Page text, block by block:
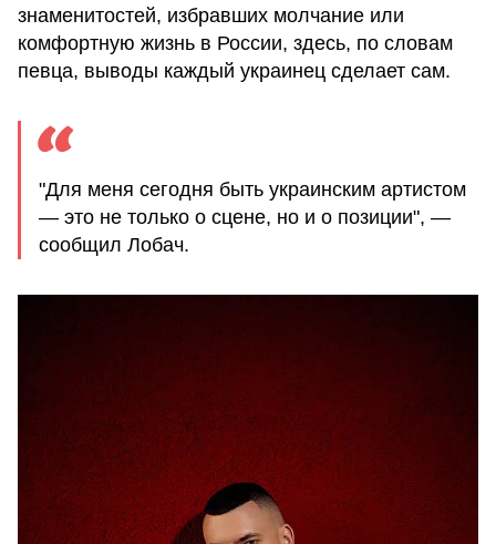
знаменитостей, избравших молчание или
комфортную жизнь в России, здесь, по словам
певца, выводы каждый украинец сделает сам.
"Для меня сегодня быть украинским артистом
— это не только о сцене, но и о позиции", —
сообщил Лобач.